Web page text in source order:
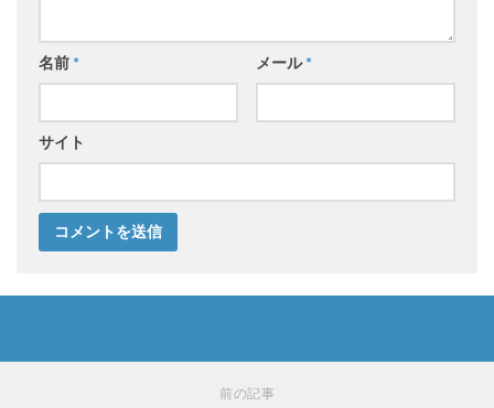
名前* メール*
サイト
前の記事